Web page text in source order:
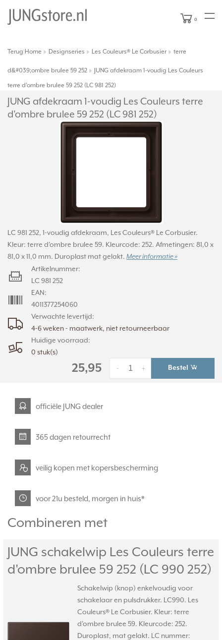
0
Terug Home Designseries Les Couleurs® Le Corbusier terre
d&#039;ombre brulee 59 252 JUNG afdekraam 1-voudig Les Couleurs
terre d'ombre brulee 59 252 (LC 981 252)
JUNG afdekraam 1-voudig Les Couleurs terre
d'ombre brulee 59 252 (LC 981 252)
LC 981 252, 1-voudig afdekraam, Les Couleurs® Le Corbusier.
Kleur: terre d'ombre brulee 59. Kleurcode: 252. Afmetingen: 81,0 x
81,0 x 11,0 mm. Duroplast mat gelakt. Meer informatie »
Verwachte levertijd:
4-6 weken - maatwerk, niet retourneerbaar
Huidige voorraad:
0 stuk(s)
Artikelnummer:
LC 981 252
EAN:
4011377254060
25,95 +
- Bestel
officiële JUNG dealer
365 dagen retourrecht
veilig kopen met kopersbescherming
voor 21u besteld, morgen in huis*
Combineren met
JUNG schakelwip Les Couleurs terre
d'ombre brulee 59 252 (LC 990 252)
Schakelwip (knop) enkelvoudig voor
schakelaar en pulsdrukker. LC990. Les
Couleurs® Le Corbusier. Kleur: terre
d'ombre brulee 59. Kleurcode: 252.
Duroplast, mat gelakt. LC nummer: